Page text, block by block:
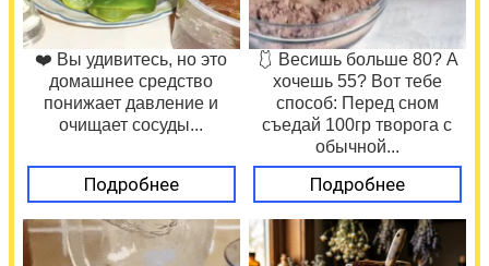
❤️ Вы удивитесь, но это
домашнее средство
понижает давление и
очищает сосуды...
Подробнее
🩱 Весишь больше 80? А
хочешь 55? Вот тебе
способ: Перед сном
съедай 100гр творога с
обычной...
Подробнее